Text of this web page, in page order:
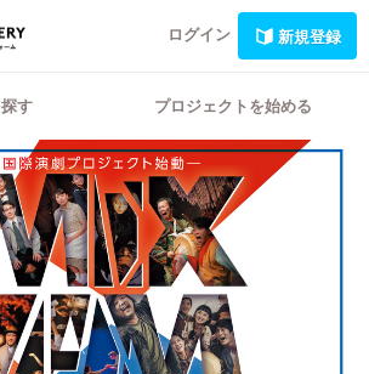
ログイン 新規登録
す プロジェクトを始める